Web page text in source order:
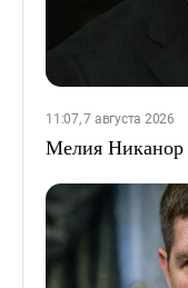
11:07, 7 августа 2026
Мелия